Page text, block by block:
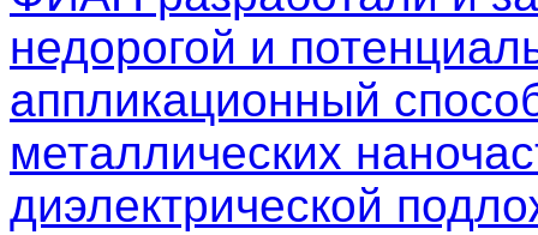
недорогой и
аппликационный
металлических
диэлектрической